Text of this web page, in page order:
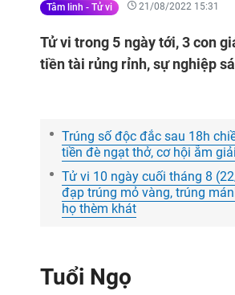
Tâm linh - Tử vi 21/08/2022 15:31
Tử vi trong 5 ngày tới, 3 con
tiền tài rủng rỉnh, sự nghiệp
Trúng số độc đắc sau 18h
tiền đè ngạt thở, cơ hội ẵm
Tử vi 10 ngày cuối tháng 8
đạp trúng mỏ vàng, trúng
họ thèm khát
Tuổi Ngọ